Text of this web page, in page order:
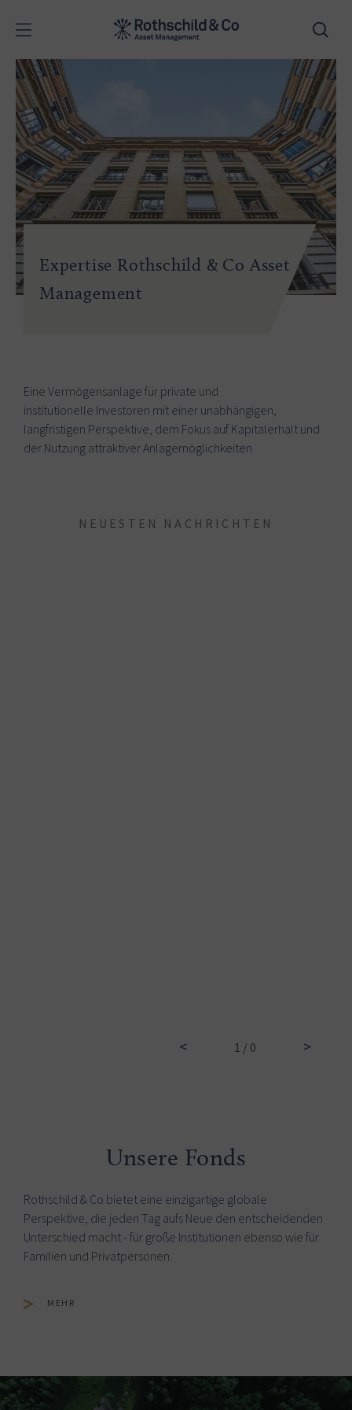
Expertise Rothschild & Co Asset
Management
Eine Vermögensanlage für private und
institutionelle Investoren mit einer unabhängigen,
langfristigen Perspektive, dem Fokus auf Kapitalerhalt und
der Nutzung attraktiver Anlagemöglichkeiten
NEUESTEN NACHRICHTEN
< 1 / 0 >
Unsere Fonds
Rothschild & Co bietet eine einzigartige globale
Perspektive, die jeden Tag aufs Neue den entscheidenden
Unterschied macht - für große Institutionen ebenso wie für
Familien und Privatpersonen.
MEHR